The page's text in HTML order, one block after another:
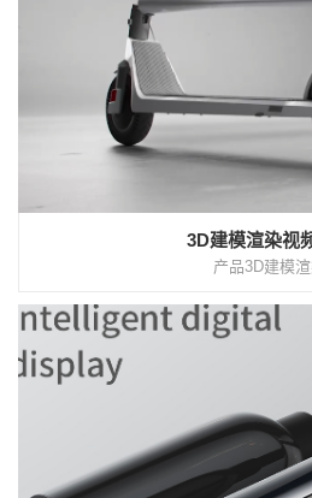
3D建模渲染视
产品3D建模